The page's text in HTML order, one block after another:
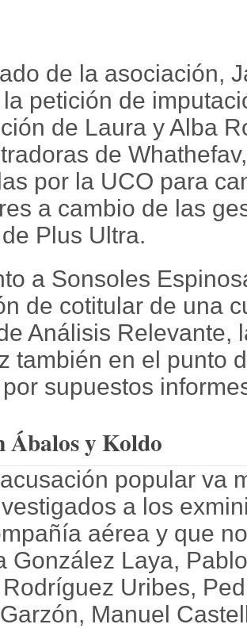
de la asociación,
petición de
de Laura y Alba
de
por la UCO para
a cambio de las
Plus Ultra.
a Sonsoles
de cotitular de una
Análisis Relevante,
también en el punto
supuestos
Ábalos y Koldo
popular va
a los
aérea y que
González Laya,
Uribes,
Manuel